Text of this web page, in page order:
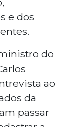
e dos
do
ao
da
passar